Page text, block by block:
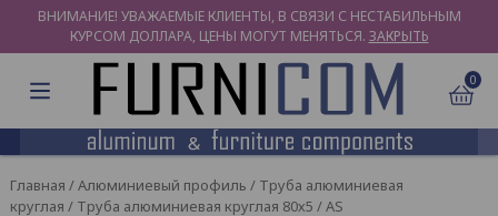
ВНИМАНИЕ! УВАЖАЕМЫЕ КЛИЕНТЫ, В СВЯЗИ С НЕСТАБИЛЬНЫМ
КУРСОМ ДОЛЛАРА, ЦЕНЫ МОГУТ МЕНЯТЬСЯ. ЗАКРЫТЬ
0
Главная /Алюминиевый профиль / Труба алюминиевая
круглая / Труба алюминиевая круглая 80х5 / AS